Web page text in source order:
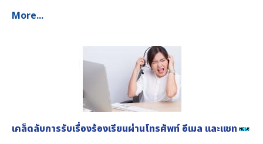
More...
เคล็ดลับการรับเรื่องร้องเรียนผ่านโทรศัพท์ อีเมล และแชท